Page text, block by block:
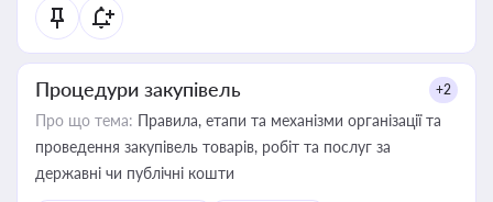
Процедури закупівель +2
Про що тема: Правила, етапи та механізми організації та
проведення закупівель товарів, робіт та послуг за
державні чи публічні кошти